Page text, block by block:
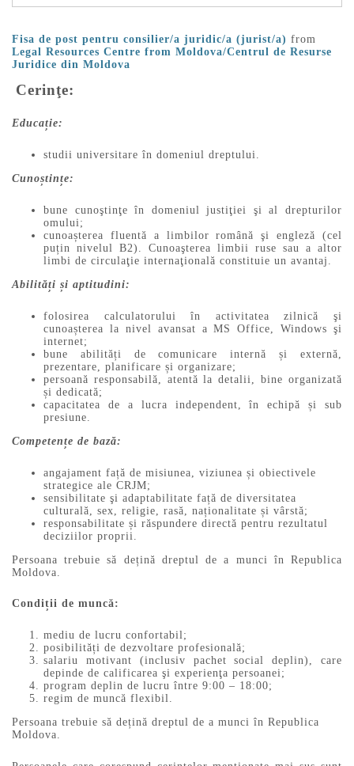
Fisa de post pentru consilier/a juridic/a (jurist/a) from
Legal Resources Centre from Moldova/Centrul de Resurse
Juridice din Moldova
Cerinţe:
Educație:
studii universitare în domeniul dreptului.
Cunoștințe:
bune cunoştinţe în domeniul justiţiei şi al drepturilor
omului;
cunoașterea fluentă a limbilor română şi engleză (cel
puțin nivelul B2). Cunoaşterea limbii ruse sau a altor
limbi de circulaţie internaţională constituie un avantaj.
Abilități și aptitudini:
folosirea calculatorului în activitatea zilnică şi
cunoașterea la nivel avansat a MS Office, Windows şi
internet;
bune abilități de comunicare internă și externă,
prezentare, planificare și organizare;
persoană responsabilă, atentă la detalii, bine organizată
și dedicată;
capacitatea de a lucra independent, în echipă și sub
presiune.
Competențe de bază:
angajament față de misiunea, viziunea și obiectivele
strategice ale CRJM;
sensibilitate şi adaptabilitate față de diversitatea
culturală, sex, religie, rasă, naționalitate și vârstă;
responsabilitate și răspundere directă pentru rezultatul
deciziilor proprii.
Persoana trebuie să dețină dreptul de a munci în Republica
Moldova.
Condiții de muncă:
mediu de lucru confortabil;
posibilități de dezvoltare profesională;
salariu motivant (inclusiv pachet social deplin), care
depinde de calificarea şi experienţa persoanei;
program deplin de lucru între 9:00 – 18:00;
regim de muncă flexibil.
Persoana trebuie să dețină dreptul de a munci în Republica
Moldova.